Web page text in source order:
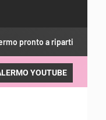
dalla A
YOUTUBE